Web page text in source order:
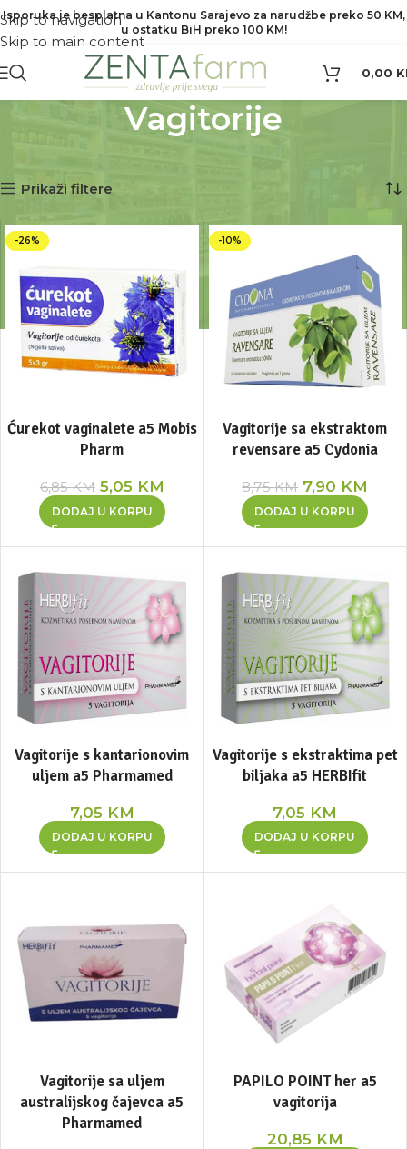
Skip to navigation
Skip to main content
Isporuka je besplatna u Kantonu Sarajevo za narudžbe preko 50 KM,
u ostatku BiH preko 100 KM!
0,00
Vagitorije
Prikaži filtere
-26%
Ćurekot vaginalete a5 Mobis
Pharm
6,85KM 5,05 KM
DODAJ U KORPU
-10%
Vagitorije sa ekstraktom
revensare a5 Cydonia
8,75KM 7,90 KM
DODAJ U KORPU
Vagitorije s kantarionovim
uljem a5 Pharmamed
7,05 KM
DODAJ U KORPU
Vagitorije s ekstraktima pet
biljaka a5 HERBIfit
7,05 KM
DODAJ U KORPU
Vagitorije sa uljem
australijskog čajevca a5
Pharmamed
PAPILO POINT her a5
vagitorija
20,85 KM